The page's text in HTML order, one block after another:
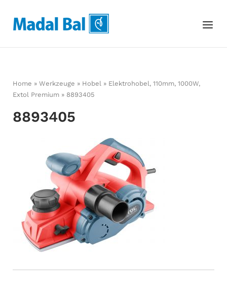
content
Home Menu
Home » Werkzeuge » Hobel » Elektrohobel, 110mm, 1000W,
Extol Premium » 8893405
8893405